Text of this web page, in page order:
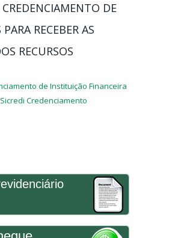
CREDENCIAMENTO DE
RECEBER AS
RECURSOS
de Instituição Financeira
Credenciamento